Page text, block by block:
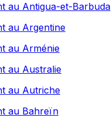
au Antigua-et-Barbuda
au Argentine
au Arménie
au Australie
au Autriche
au Bahreïn